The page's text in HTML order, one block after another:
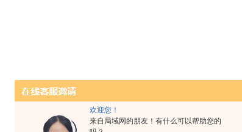
欢迎您！
来自局域网的朋友！有什么可以帮助您的